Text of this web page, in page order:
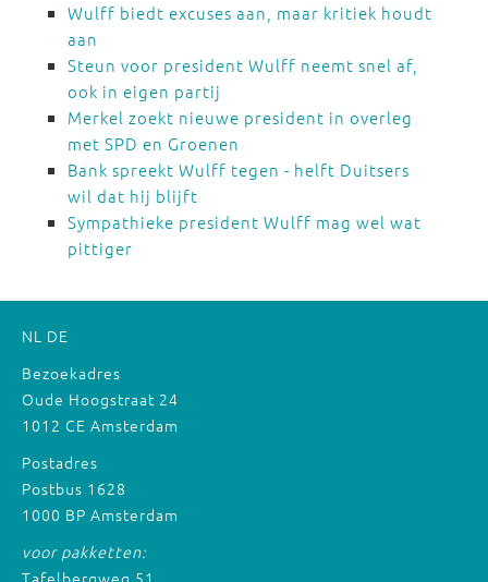
Wulff biedt excuses aan, maar kritiek houdt
aan
Steun voor president Wulff neemt snel af,
ook in eigen partij
Merkel zoekt nieuwe president in overleg
met SPD en Groenen
Bank spreekt Wulff tegen - helft Duitsers
wil dat hij blijft
Sympathieke president Wulff mag wel wat
pittiger
NL DE
Bezoekadres
Oude Hoogstraat 24
1012 CE Amsterdam
Postadres
Postbus 1628
1000 BP Amsterdam
voor pakketten:
Tafelbergweg 51